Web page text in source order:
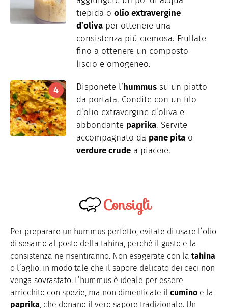
tiepida o olio extravergine
d’oliva per ottenere una
consistenza più cremosa. Frullate
fino a ottenere un composto
liscio e omogeneo.
Disponete l’hummus su un piatto
da portata. Condite con un filo
d’olio extravergine d’oliva e
abbondante paprika. Servite
accompagnato da pane pita o
verdure crude a piacere.
Consigli
Per preparare un hummus perfetto, evitate di usare l’olio
di sesamo al posto della tahina, perché il gusto e la
consistenza ne risentiranno. Non esagerate con la tahina
o l’aglio, in modo tale che il sapore delicato dei ceci non
venga sovrastato. L’hummus è ideale per essere
arricchito con spezie, ma non dimenticate il cumino e la
paprika , che donano il vero sapore tradizionale. Un